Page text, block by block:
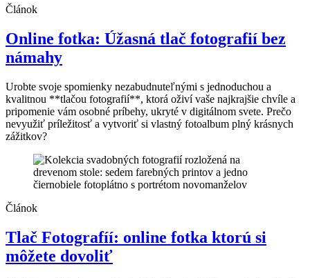
Článok
Online fotka: Úžasná tlač fotografií bez
námahy
Urobte svoje spomienky nezabudnuteľnými s jednoduchou a
kvalitnou **tlačou fotografií**, ktorá oživí vaše najkrajšie chvíle a
pripomenie vám osobné príbehy, ukryté v digitálnom svete. Prečo
nevyužiť príležitosť a vytvoriť si vlastný fotoalbum plný krásnych
zážitkov?
Článok
Tlač Fotografíí: online fotka ktorú si
môžete dovoliť